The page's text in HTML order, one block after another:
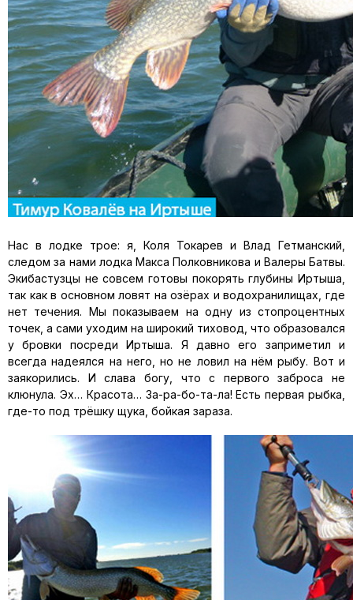
Нас в лодке трое: я, Коля Токарев и Влад Гетманский,
следом за нами лодка Макса Полковникова и Валеры Батвы.
Экибастузцы не совсем готовы покорять глубины Иртыша,
так как в основном ловят на озёрах и водохранилищах, где
нет течения. Мы показываем на одну из стопроцентных
точек, а сами уходим на широкий тиховод, что образовался
у бровки посреди Иртыша. Я давно его заприметил и
всегда надеялся на него, но не ловил на нём рыбу. Вот и
заякорились. И слава богу, что с первого заброса не
клюнула. Эх… Красота… За-ра-бо-та-ла! Есть первая рыбка,
где-то под трёшку щука, бойкая зараза.